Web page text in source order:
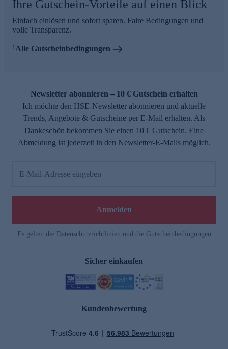
Ihre Gutschein-Vorteile auf einen Blick
Einfach einlösen und sofort sparen. Faire Bedingungen und
volle Transparenz.
1 Alle Gutscheinbedingungen
Newsletter abonnieren – 10 € Gutschein erhalten
Ich möchte den HSE-Newsletter abonnieren und aktuelle
Trends, Angebote & Gutscheine per E-Mail erhalten. Als
Dankeschön bekommen Sie einen 10 € Gutschein. Eine
Abmeldung ist jederzeit in den Newsletter-E-Mails möglich.
E-Mail-Adresse eingeben
Anmelden
Es gelten die Datenschutzrichtlinien und die Gutscheinbedingungen
Sicher einkaufen
Kundenbewertung